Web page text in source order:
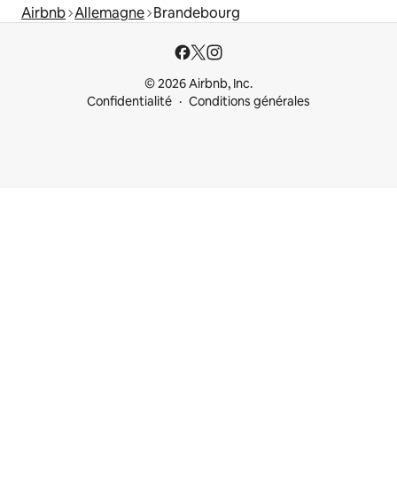
Airbnb Allemagne Brandebourg
© 2026 Airbnb, Inc.
Confidentialité
Conditions générales